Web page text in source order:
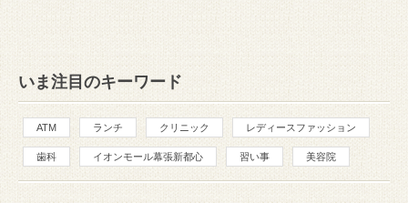
いま注目のキーワード
ATM ランチ クリニック レディースファッション
歯科 イオンモール幕張新都心 習い事 美容院